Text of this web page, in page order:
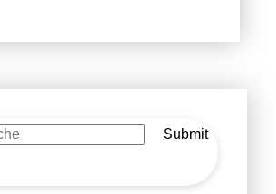
Submit